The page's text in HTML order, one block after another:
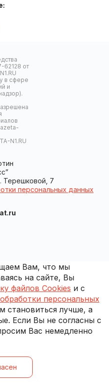
от
в сфере
и
N1.RU
Терешковой, 7
персональных данных
Вам, что мы
на сайте, Вы
файлов Cookies и с
персональных
становиться лучше, а
Если Вы не согласны с
Вас немедленно